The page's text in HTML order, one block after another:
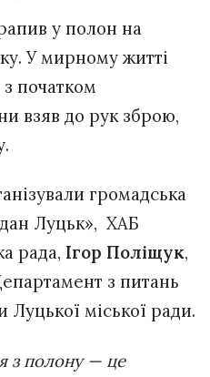
у полон на
У мирному житті
з початком
взяв до рук зброю,
громадська
Луцьк», ХАБ
рада, Ігор Поліщук,
з питань
Луцької міської ради.